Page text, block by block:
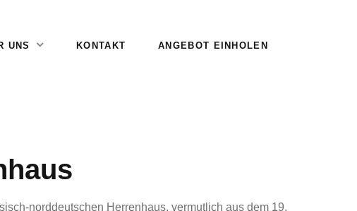
UNS KONTAKT ANGEBOT EINHOLEN
norddeutschen Herrenhaus, vermutlich aus dem 19.